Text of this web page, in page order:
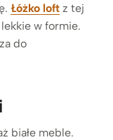
Łóżko loft z tej
w formie.
do
białe meble.